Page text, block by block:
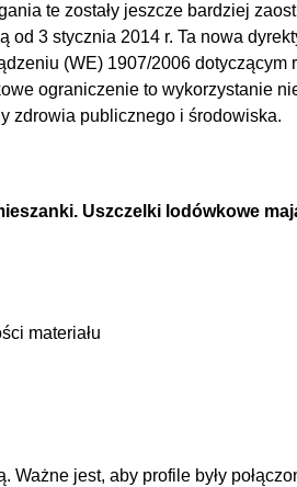
te zostały jeszcze bardziej
3 stycznia 2014 r. Ta nowa
(WE) 1907/2006 dotyczącym
ograniczenie to wykorzystanie
zdrowia publicznego i środowiska.
Uszczelki lodówkowe
materiału
jest, aby profile były